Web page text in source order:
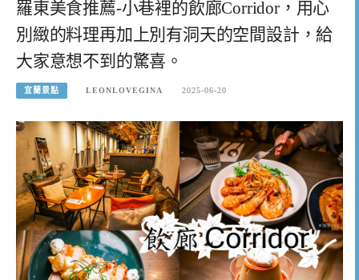
羅東美食推薦-小巷裡的飲廊Corridor，用心
別緻的料理再加上別有洞天的空間設計，給
大家意想不到的驚喜。
宜蘭景點 LEONLOVEGINA 2025-06-20